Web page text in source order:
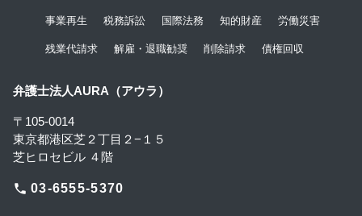
事業再生 税務訴訟 国際法務 知的財産 労働災害
残業代請求 解雇・退職勧奨 削除請求 債権回収
弁護士法人AURA（アウラ）
〒105-0014
東京都港区芝２丁目２−１５
芝ヒロセビル ４階
phone 03-6555-5370